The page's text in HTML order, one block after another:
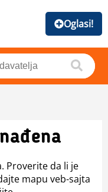
Oglasi!
Proverite da li je
mapu veb-sajta